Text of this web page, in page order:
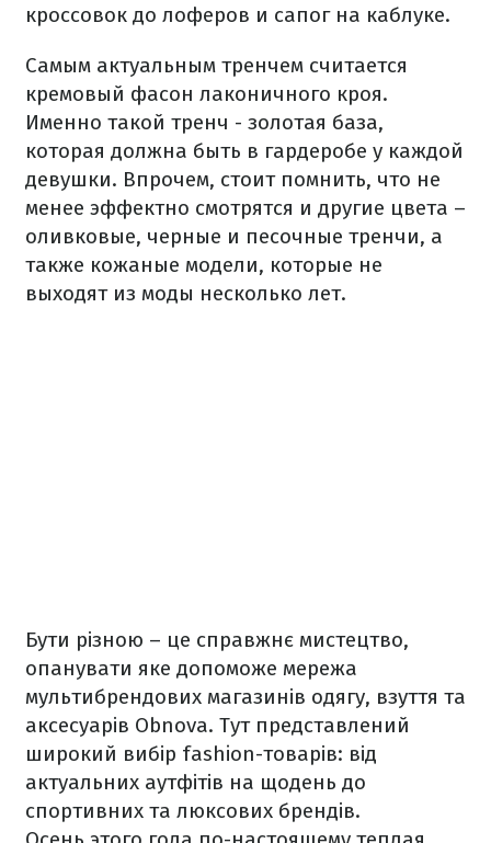
кроссовок до лоферов и сапог на каблуке.
Самым актуальным тренчем считается
кремовый фасон лаконичного кроя.
Именно такой тренч - золотая база,
которая должна быть в гардеробе у каждой
девушки. Впрочем, стоит помнить, что не
менее эффектно смотрятся и другие цвета –
оливковые, черные и песочные тренчи, а
также кожаные модели, которые не
выходят из моды несколько лет.
Бути різною – це справжнє мистецтво,
опанувати яке допоможе мережа
мультибрендових магазинів одягу, взуття та
аксесуарів Obnova. Тут представлений
широкий вибір fashion-товарів: від
актуальних аутфітів на щодень до
спортивних та люксових брендів.